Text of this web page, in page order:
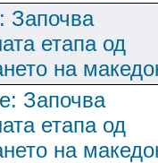
Започва
етапа од
на
Започва
етапа од
на